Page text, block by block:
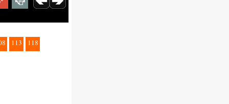
113 118